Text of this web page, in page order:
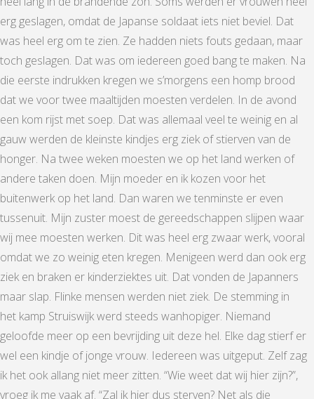
erg geslagen, omdat de Japanse soldaat iets niet beviel. Dat
was heel erg om te zien. Ze hadden niets fouts gedaan, maar
toch geslagen. Dat was om iedereen goed bang te maken. Na
die eerste indrukken kregen we s’morgens een homp brood
dat we voor twee maaltijden moesten verdelen. In de avond
een kom rijst met soep. Dat was allemaal veel te weinig en al
gauw werden de kleinste kindjes erg ziek of stierven van de
honger. Na twee weken moesten we op het land werken of
andere taken doen. Mijn moeder en ik kozen voor het
buitenwerk op het land. Dan waren we tenminste er even
tussenuit. Mijn zuster moest de gereedschappen slijpen waar
wij mee moesten werken. Dit was heel erg zwaar werk, vooral
omdat we zo weinig eten kregen. Menigeen werd dan ook erg
ziek en braken er kinderziektes uit. Dat vonden de Japanners
maar slap. Flinke mensen werden niet ziek. De stemming in
het kamp Struiswijk werd steeds wanhopiger. Niemand
geloofde meer op een bevrijding uit deze hel. Elke dag stierf er
wel een kindje of jonge vrouw. Iedereen was uitgeput. Zelf zag
ik het ook allang niet meer zitten. “Wie weet dat wij hier zijn?”,
vroeg ik me vaak af. “Zal ik hier dus sterven? Net als die